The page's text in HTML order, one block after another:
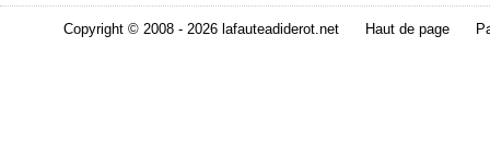
Copyright © 2008 - 2026 lafauteadiderot.net Haut de page